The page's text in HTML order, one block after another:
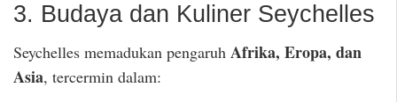
3. Budaya dan Kuliner Seychelles
Seychelles memadukan pengaruh Afrika, Eropa, dan
Asia, tercermin dalam: